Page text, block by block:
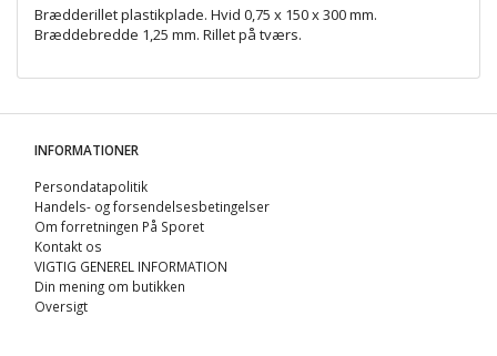
Brædderillet plastikplade. Hvid 0,75 x 150 x 300 mm.
Bræddebredde 1,25 mm. Rillet på tværs.
INFORMATIONER
Persondatapolitik
Handels- og forsendelsesbetingelser
Om forretningen På Sporet
Kontakt os
VIGTIG GENEREL INFORMATION
Din mening om butikken
Oversigt